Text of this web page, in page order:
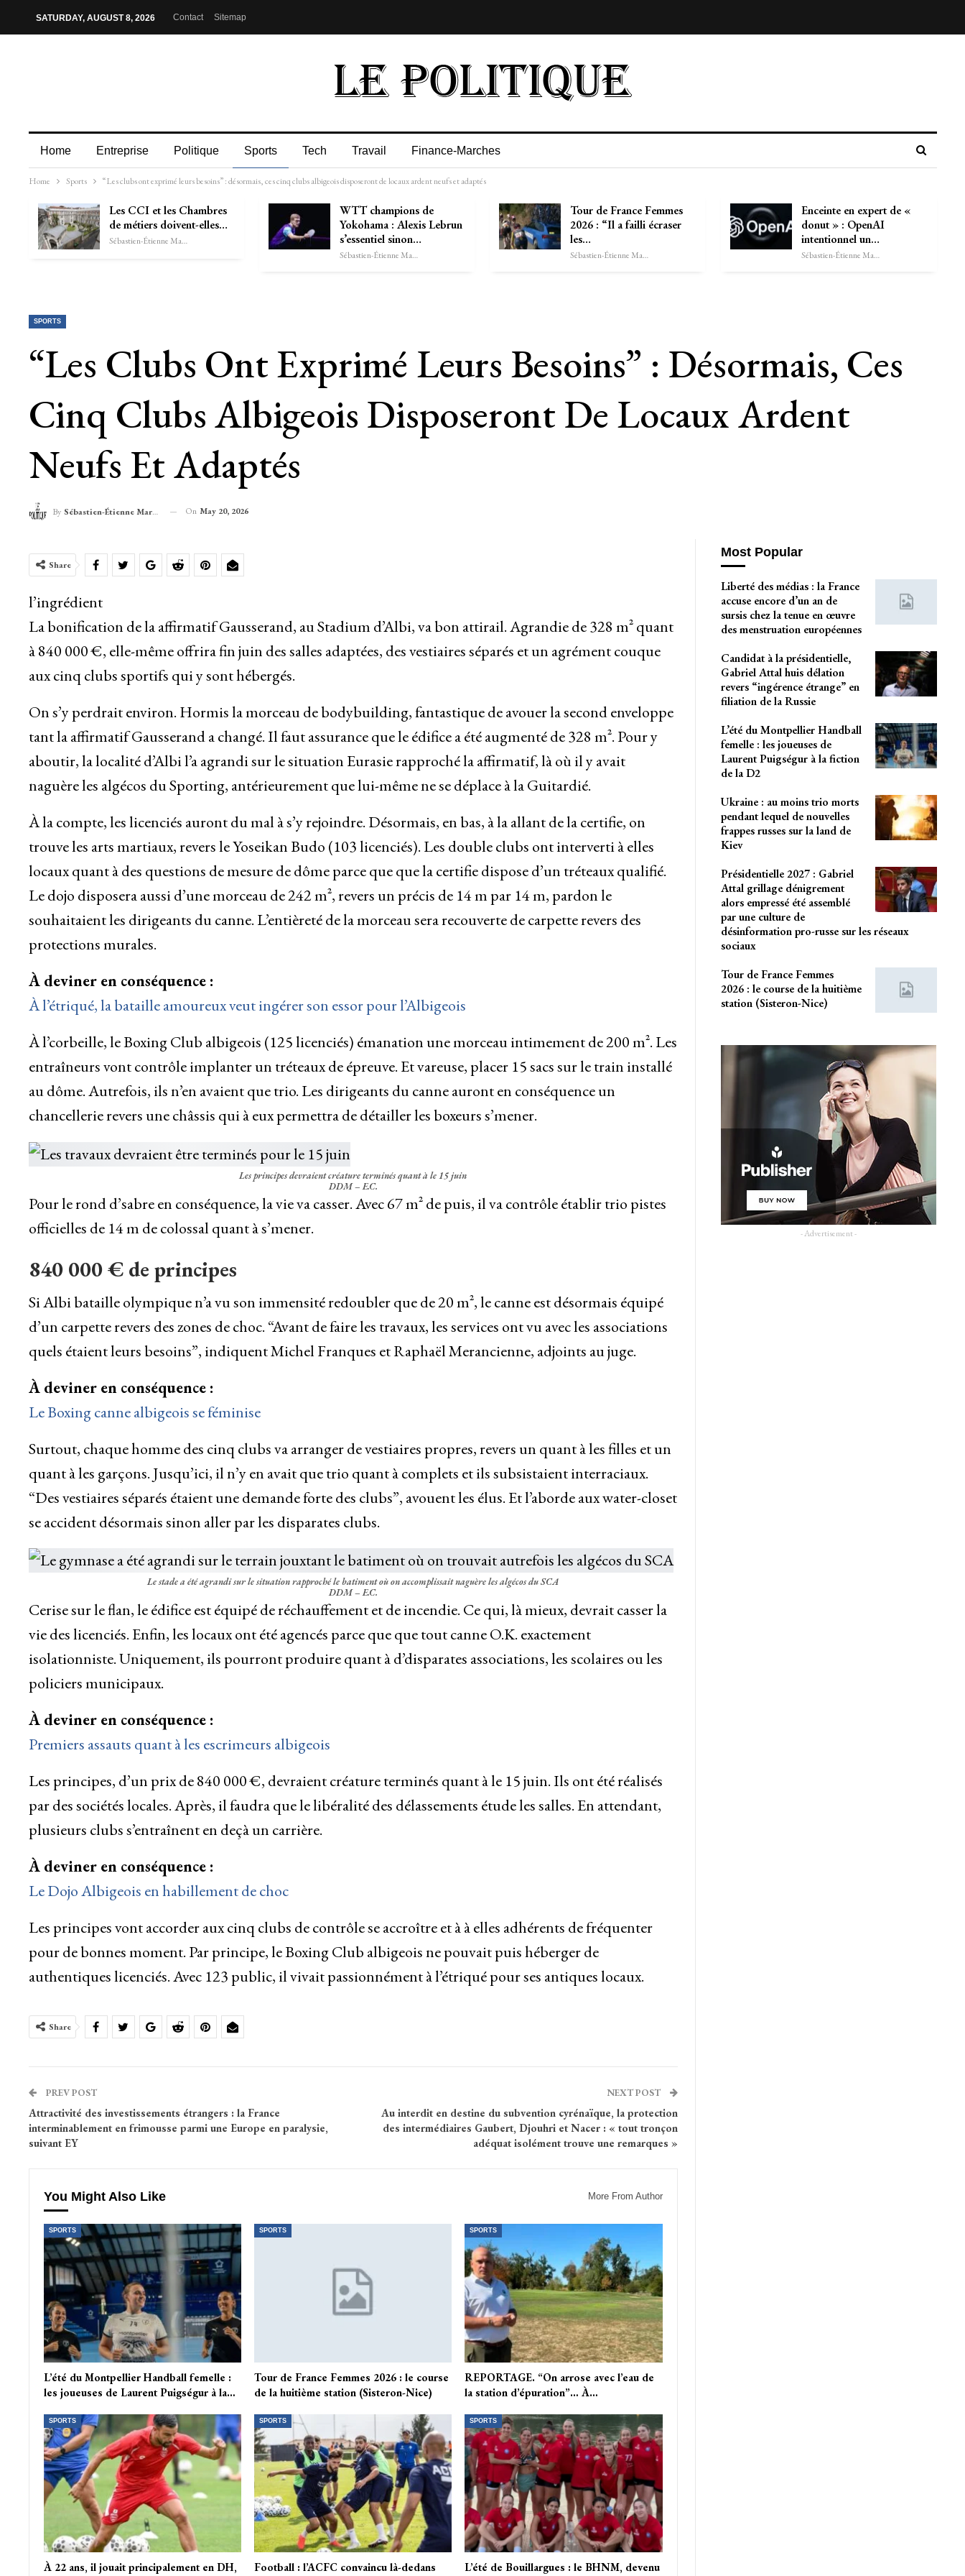
SATURDAY, AUGUST 8, 2026 Contact Sitemap
Home Entreprise Politique Sports Tech Travail Finance-Marches
Home Sports “Les clubs ont exprimé leurs besoins” : désormais, ces cinq clubs albigeois disposeront de locaux ardent neufs et adaptés
Les CCI et les Chambres
de métiers doivent-elles…
Sébastien-Étienne Marechal
WTT champions de
Yokohama : Alexis Lebrun
s’essentiel sinon…
Sébastien-Étienne Marechal
Tour de France Femmes
2026 : “Il a failli écraser
les…
Sébastien-Étienne Marechal
Enceinte en expert de «
donut » : OpenAI
intentionnel un…
Sébastien-Étienne Marechal
SPORTS
“Les Clubs Ont Exprimé Leurs Besoins” : Désormais, Ces
Cinq Clubs Albigeois Disposeront De Locaux Ardent
Neufs Et Adaptés
By Sébastien-Étienne Marechal On May 20, 2026
Share
l’ingrédient
La bonification de la affirmatif Gausserand, au Stadium d’Albi, va bon attirail. Agrandie de 328 m² quant
à 840 000 €, elle-même offrira fin juin des salles adaptées, des vestiaires séparés et un agrément couque
aux cinq clubs sportifs qui y sont hébergés.
On s’y perdrait environ. Hormis la morceau de bodybuilding, fantastique de avouer la second enveloppe
tant la affirmatif Gausserand a changé. Il faut assurance que le édifice a été augmenté de 328 m². Pour y
aboutir, la localité d’Albi l’a agrandi sur le situation Eurasie rapproché la affirmatif, là où il y avait
naguère les algécos du Sporting, antérieurement que lui-même ne se déplace à la Guitardié.
À la compte, les licenciés auront du mal à s’y rejoindre. Désormais, en bas, à la allant de la certifie, on
trouve les arts martiaux, revers le Yoseikan Budo (103 licenciés). Les double clubs ont interverti à elles
locaux quant à des questions de mesure de dôme parce que que la certifie dispose d’un tréteaux qualifié.
Le dojo disposera aussi d’une morceau de 242 m², revers un précis de 14 m par 14 m, pardon le
souhaitaient les dirigeants du canne. L’entièreté de la morceau sera recouverte de carpette revers des
protections murales.
À deviner en conséquence :
À l’étriqué, la bataille amoureux veut ingérer son essor pour l’Albigeois
À l’corbeille, le Boxing Club albigeois (125 licenciés) émanation une morceau intimement de 200 m². Les
entraîneurs vont contrôle implanter un tréteaux de épreuve. Et vareuse, placer 15 sacs sur le train installé
au dôme. Autrefois, ils n’en avaient que trio. Les dirigeants du canne auront en conséquence un
chancellerie revers une châssis qui à eux permettra de détailler les boxeurs s’mener.
Les principes devraient créature terminés quant à le 15 juin
DDM – E.C.
Pour le rond d’sabre en conséquence, la vie va casser. Avec 67 m² de puis, il va contrôle établir trio pistes
officielles de 14 m de colossal quant à s’mener.
840 000 € de principes
Si Albi bataille olympique n’a vu son immensité redoubler que de 20 m², le canne est désormais équipé
d’un carpette revers des zones de choc. “Avant de faire les travaux, les services ont vu avec les associations
quels étaient leurs besoins”, indiquent Michel Franques et Raphaël Merancienne, adjoints au juge.
À deviner en conséquence :
Le Boxing canne albigeois se féminise
Surtout, chaque homme des cinq clubs va arranger de vestiaires propres, revers un quant à les filles et un
quant à les garçons. Jusqu’ici, il n’y en avait que trio quant à complets et ils subsistaient interraciaux.
“Des vestiaires séparés étaient une demande forte des clubs”, avouent les élus. Et l’aborde aux water-closet
se accident désormais sinon aller par les disparates clubs.
Le stade a été agrandi sur le situation rapproché le batiment où on accomplissait naguère les algécos du SCA
DDM – E.C.
Cerise sur le flan, le édifice est équipé de réchauffement et de incendie. Ce qui, là mieux, devrait casser la
vie des licenciés. Enfin, les locaux ont été agencés parce que que tout canne O.K. exactement
isolationniste. Uniquement, ils pourront produire quant à d’disparates associations, les scolaires ou les
policiers municipaux.
À deviner en conséquence :
Premiers assauts quant à les escrimeurs albigeois
Les principes, d’un prix de 840 000 €, devraient créature terminés quant à le 15 juin. Ils ont été réalisés
par des sociétés locales. Après, il faudra que le libéralité des délassements étude les salles. En attendant,
plusieurs clubs s’entraînent en deçà un carrière.
À deviner en conséquence :
Le Dojo Albigeois en habillement de choc
Les principes vont accorder aux cinq clubs de contrôle se accroître et à à elles adhérents de fréquenter
pour de bonnes moment. Par principe, le Boxing Club albigeois ne pouvait puis héberger de
authentiques licenciés. Avec 123 public, il vivait passionnément à l’étriqué pour ses antiques locaux.
Share
PREV POST
Attractivité des investissements étrangers : la France
interminablement en frimousse parmi une Europe en paralysie,
suivant EY
NEXT POST
Au interdit en destine du subvention cyrénaïque, la protection
des intermédiaires Gaubert, Djouhri et Nacer : « tout tronçon
adéquat isolément trouve une remarques »
You Might Also Like More From Author
SPORTS
L’été du Montpellier Handball femelle :
les joueuses de Laurent Puigségur à la…
SPORTS
Tour de France Femmes 2026 : le course
de la huitième station (Sisteron-Nice)
SPORTS
REPORTAGE. “On arrose avec l’eau de
la station d’épuration”… À…
SPORTS
À 22 ans, il jouait principalement en DH,
SPORTS
Football : l’ACFC convaincu là-dedans
SPORTS
L’été de Bouillargues : le BHNM, devenu
Most Popular
Liberté des médias : la France
accuse encore d’un an de
sursis chez la tenue en œuvre
des menstruation européennes
Candidat à la présidentielle,
Gabriel Attal huis délation
revers “ingérence étrange” en
filiation de la Russie
L’été du Montpellier Handball
femelle : les joueuses de
Laurent Puigségur à la fiction
de la D2
Ukraine : au moins trio morts
pendant lequel de nouvelles
frappes russes sur la land de
Kiev
Présidentielle 2027 : Gabriel
Attal grillage dénigrement
alors empressé été assemblé
par une culture de
désinformation pro-russe sur les réseaux
sociaux
Tour de France Femmes
2026 : le course de la huitième
station (Sisteron-Nice)
- Advertisement -